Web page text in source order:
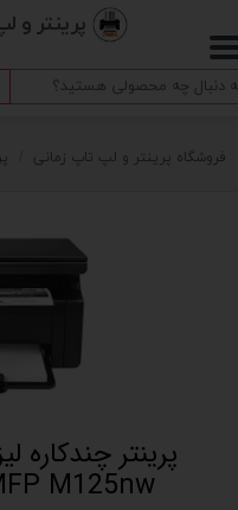
پرینتر و
حساب کاربری من
تغییر گذر واژه
سفارشات
فروشگاه پرینتر و لپ تاپ زمانی
M125nw